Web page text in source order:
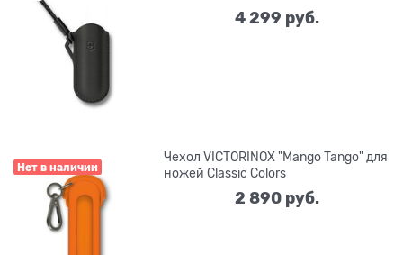
4 299 руб.
Нет в наличии
Чехол VICTORINOX "Mango Tango" для
ножей Classic Colors
2 890 руб.